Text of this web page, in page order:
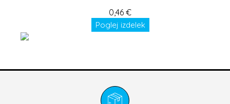
0,46 €
Poglej izdelek